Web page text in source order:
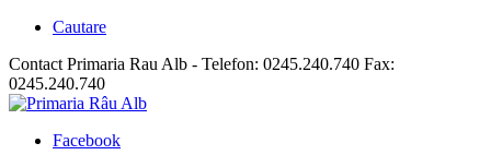
Cautare
Contact Primaria Rau Alb - Telefon: 0245.240.740 Fax:
0245.240.740
Facebook